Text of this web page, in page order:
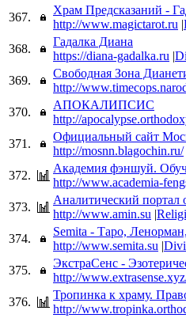
367.
Храм Предсказаний -
http://www.magictarot.ru |
368.
Гадалка Диана
https://diana-gadalka.ru |
369.
Свободная Зона
http://
370.
АПОКАЛИПСИС
http://
371.
Официальный сайт
http://mosnn.blagochin.ru/
372.
Академия фэншуй.
http://www.academia-
373.
Аналитический
http://www.amin.su |
374.
Semita - Таро,
http://www.semita.su |
375.
ЭкстраСенс -
http://
376.
Тропинка к храму.
http://